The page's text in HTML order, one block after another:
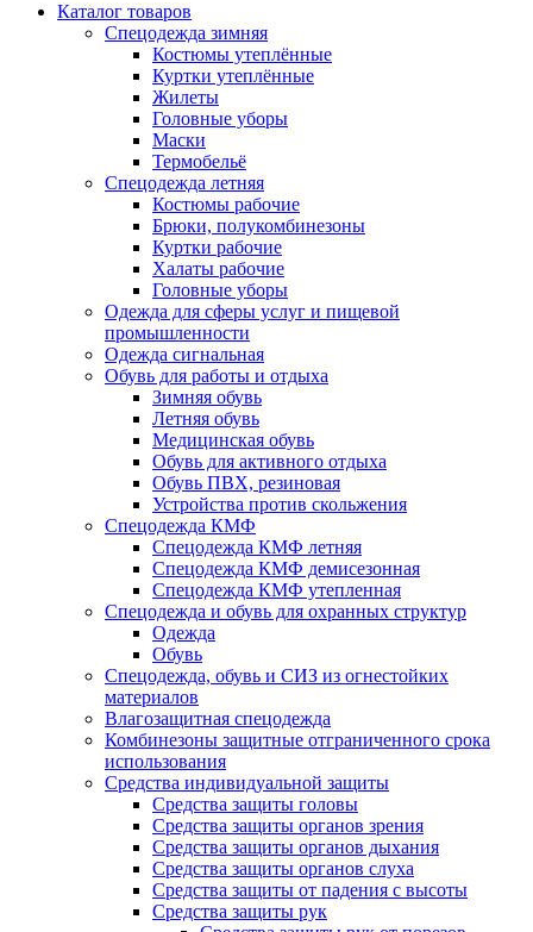
Каталог товаров
Спецодежда зимняя
Костюмы утеплённые
Куртки утеплённые
Жилеты
Головные уборы
Маски
Термобельё
Спецодежда летняя
Костюмы рабочие
Брюки, полукомбинезоны
Куртки рабочие
Халаты рабочие
Головные уборы
Одежда для сферы услуг и пищевой
промышленности
Одежда сигнальная
Обувь для работы и отдыха
Зимняя обувь
Летняя обувь
Медицинская обувь
Обувь для активного отдыха
Обувь ПВХ, резиновая
Устройства против скольжения
Спецодежда КМФ
Спецодежда КМФ летняя
Спецодежда КМФ демисезонная
Спецодежда КМФ утепленная
Спецодежда и обувь для охранных структур
Одежда
Обувь
Спецодежда, обувь и СИЗ из огнестойких
материалов
Влагозащитная спецодежда
Комбинезоны защитные отграниченного срока
использования
Средства индивидуальной защиты
Средства защиты головы
Средства защиты органов зрения
Средства защиты органов дыхания
Средства защиты органов слуха
Средства защиты от падения с высоты
Средства защиты рук